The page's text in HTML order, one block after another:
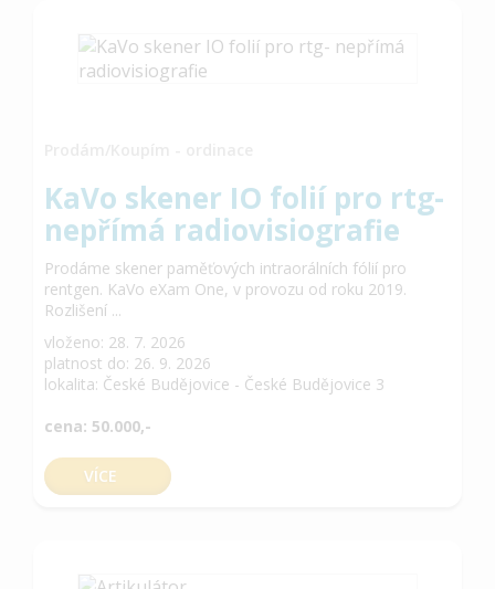
KaVo skener IO folií pro rtg-
nepřímá radiovisiografie
Prodáme skener paměťových intraorálních fólií pro
rentgen. KaVo eXam One, v provozu od roku 2019.
Rozlišení ...
vloženo: 28. 7. 2026
platnost do: 26. 9. 2026
lokalita: České Budějovice - České Budějovice 3
cena: 50.000,-
VÍCE